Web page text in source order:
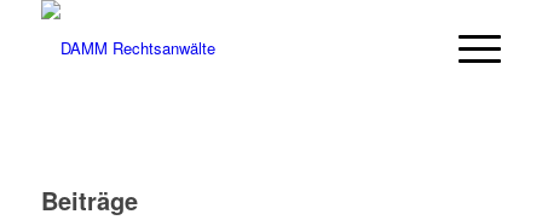
Beiträge